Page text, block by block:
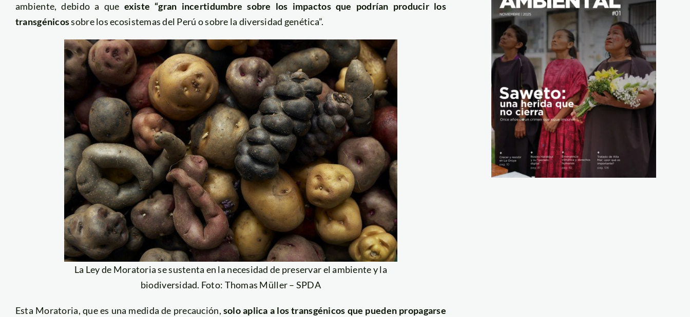
ambiente, debido a que existe “gran incertidumbre sobre los impactos que podrían producir los
transgénicossobre los ecosistemas del Perú o sobre la diversidad genética”.
La Ley de Moratoria se sustenta en la necesidad de preservar el ambiente y la
biodiversidad. Foto: Thomas Müller – SPDA
Esta Moratoria, que es una medida de precaución, solo aplica a los transgénicos que pueden propagarse